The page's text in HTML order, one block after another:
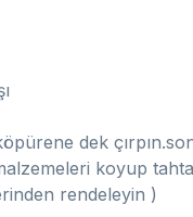
dek
koyup tahta
rendeleyin )